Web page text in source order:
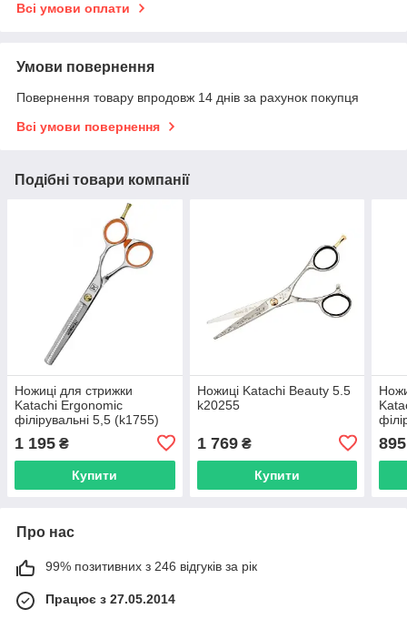
Всі умови оплати
Умови повернення
Повернення товару впродовж 14 днів за рахунок покупця
Всі умови повернення
Подібні товари компанії
Ножиці для стрижки
Katachi Ergonomic
філірувальні 5,5 (k1755)
1 195 ₴
Купити
Ножиці Katachi Beauty 5.5
k20255
1 769₴
Купити
895
Про нас
99% позитивних з 246 відгуків за рік
Працює з 27.05.2014